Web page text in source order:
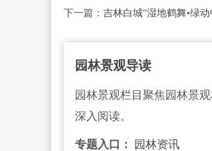
下一篇： 吉林白城“湿地鹤舞•绿
园林景观导读
园林景观栏目聚焦园林景
深入阅读。
专题入口： 园林资讯